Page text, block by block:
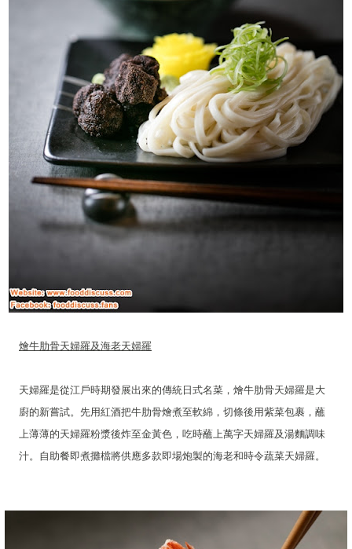
燴牛肋骨天婦羅及海老天婦羅
天婦羅是從江戶時期發展出來的傳統日式名菜，燴牛肋骨天婦羅是大
廚的新嘗試。先用紅酒把牛肋骨燴煮至軟綿，切條後用紫菜包裹，蘸
上薄薄的天婦羅粉漿後炸至金黃色，吃時蘸上萬字天婦羅及湯麵調味
汁。自助餐即煮攤檔將供應多款即場炮製的海老和時令蔬菜天婦羅。